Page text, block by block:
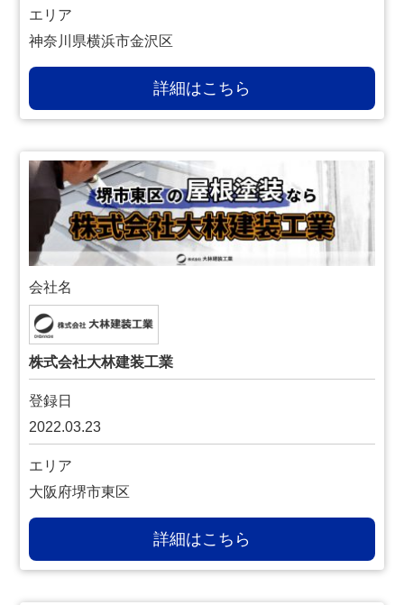
エリア
神奈川県横浜市金沢区
詳細はこちら
会社名
株式会社大林建装工業
登録日
2022.03.23
エリア
大阪府堺市東区
詳細はこちら